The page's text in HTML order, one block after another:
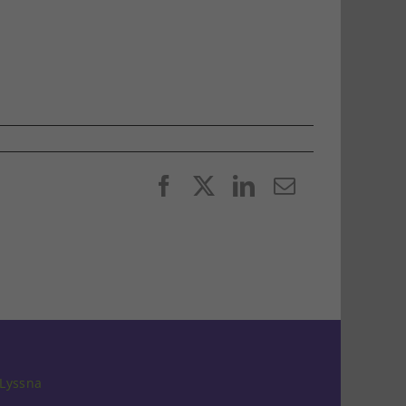
FacebookLinkedIn
E-
Lyssna